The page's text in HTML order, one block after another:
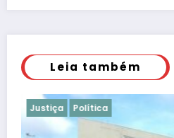
Leia também
Justiça Polícia